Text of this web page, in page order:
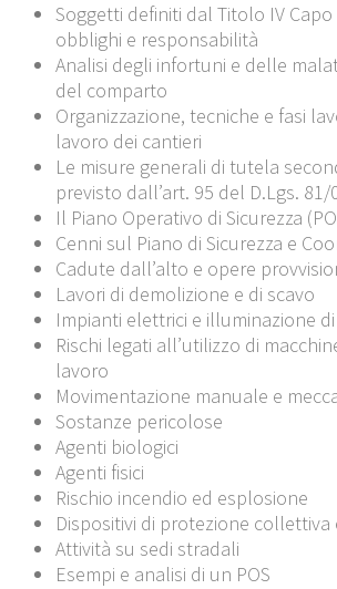
Soggetti definiti dal Titolo IV
obblighi e responsabilità
Analisi degli infortuni e delle
del comparto
Organizzazione, tecniche e fasi
lavoro dei cantieri
Le misure generali di tutela
previsto dall’art. 95 del D.Lgs. 81/
Il Piano Operativo di Sicurezza
Cenni sul Piano di Sicurezza e
Cadute dall’alto e opere
Lavori di demolizione e di scavo
Impianti elettrici e illuminazione
Rischi legati all’utilizzo di
lavoro
Movimentazione manuale e
Sostanze pericolose
Agenti biologici
Agenti fisici
Rischio incendio ed esplosione
Dispositivi di protezione collettiva
Attività su sedi stradali
Esempi e analisi di un POS